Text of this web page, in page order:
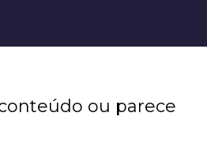
ou parece